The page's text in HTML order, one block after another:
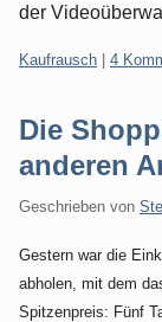
der
Kategorien:
Kaufrausch 4
Die
anderen
Geschrieben von
Gestern war die
abholen, mit dem
Spitzenpreis: Fünf